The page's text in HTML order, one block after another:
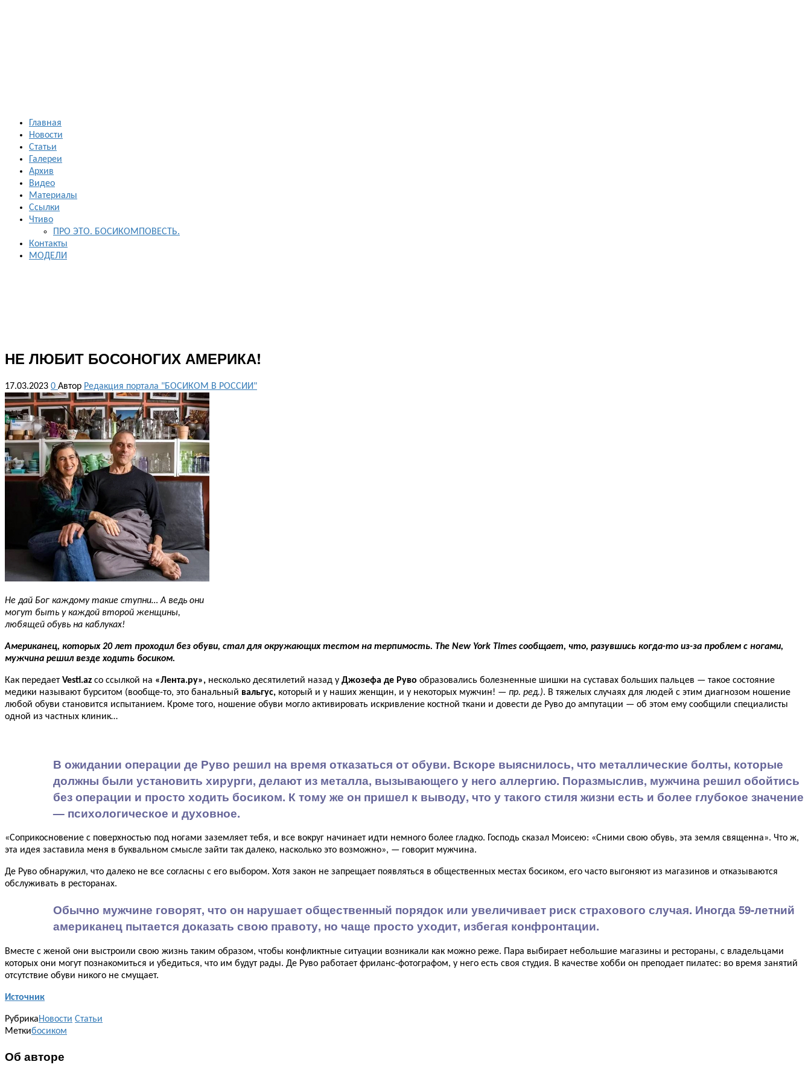
Главная
Новости
Статьи
Галереи
Архив
Видео
Материалы
Ссылки
Чтиво
ПРО ЭТО. БОСИКОМПОВЕСТЬ.
Контакты
МОДЕЛИ
НЕ ЛЮБИТ БОСОНОГИХ АМЕРИКА!
17.03.2023 0 Автор Редакция портала "БОСИКОМ В РОССИИ"
Не дай Бог каждому такие ступни… А ведь они
могут быть у каждой второй женщины,
любящей обувь на каблуках!
Американец, которых 20 лет проходил без обуви, стал для окружающих тестом на терпимость. The New York Times сообщает, что, разувшись когда-то из-за проблем с ногами,
мужчина решил везде ходить босиком.
Как передает Vesti.az со ссылкой на «Лента.ру», несколько десятилетий назад у Джозефа де Руво образовались болезненные шишки на суставах больших пальцев — такое состояние
медики называют бурситом (вообще-то, это банальный вальгус, который и у наших женщин, и у некоторых мужчин! — пр. ред.). В тяжелых случаях для людей с этим диагнозом ношение
любой обуви становится испытанием. Кроме того, ношение обуви могло активировать искривление костной ткани и довести де Руво до ампутации — об этом ему сообщили специалисты
одной из частных клиник…
В ожидании операции де Руво решил на время отказаться от обуви. Вскоре выяснилось, что металлические болты, которые
должны были установить хирурги, делают из металла, вызывающего у него аллергию. Поразмыслив, мужчина решил обойтись
без операции и просто ходить босиком. К тому же он пришел к выводу, что у такого стиля жизни есть и более глубокое значение
— психологическое и духовное.
«Соприкосновение с поверхностью под ногами заземляет тебя, и все вокруг начинает идти немного более гладко. Господь сказал Моисею: «Сними свою обувь, эта земля священна». Что ж,
эта идея заставила меня в буквальном смысле зайти так далеко, насколько это возможно», — говорит мужчина.
Де Руво обнаружил, что далеко не все согласны с его выбором. Хотя закон не запрещает появляться в общественных местах босиком, его часто выгоняют из магазинов и отказываются
обслуживать в ресторанах.
Обычно мужчине говорят, что он нарушает общественный порядок или увеличивает риск страхового случая. Иногда 59-летний
американец пытается доказать свою правоту, но чаще просто уходит, избегая конфронтации.
Вместе с женой они выстроили свою жизнь таким образом, чтобы конфликтные ситуации возникали как можно реже. Пара выбирает небольшие магазины и рестораны, с владельцами
которых они могут познакомиться и убедиться, что им будут рады. Де Руво работает фриланс-фотографом, у него есть своя студия. В качестве хобби он преподает пилатес: во время занятий
отсутствие обуви никого не смущает.
Источник
РубрикаНовости Статьи
Меткибосиком
Об авторе